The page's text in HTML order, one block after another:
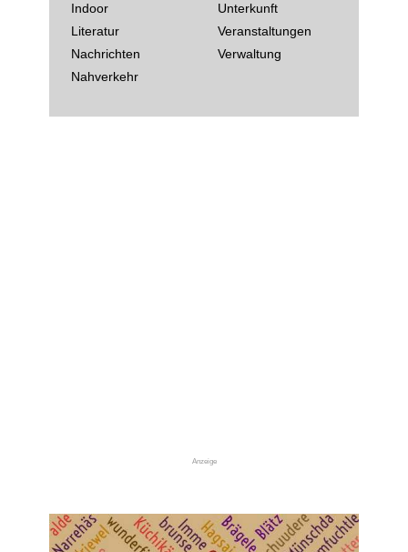
Indoor
Literatur
Nachrichten
Nahverkehr
Unterkunft
Veranstaltungen
Verwaltung
Anzeige